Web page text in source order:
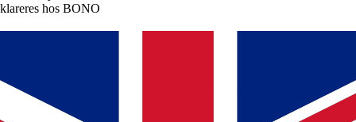
klareres hos BONO